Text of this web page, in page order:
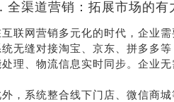
全渠道营销：拓展市场的有
联网营销多元化的时代，企业
统无缝对接淘宝、京东、拼多多
理、物流信息实时同步。企业
外，系统整合线下门店、微信商